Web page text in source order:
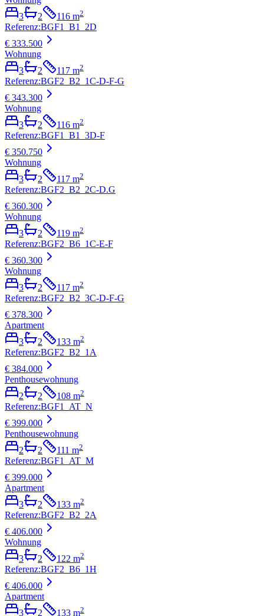
3
2 116 m2
Referenz:BGF1_B1_2D
€ 333.500
Wohnung
3
2 117 m2
Referenz:BGF2_B2_1C-D-F-G
€ 343.300
Wohnung
3
2 116 m2
Referenz:BGF1_B1_3D-F
€ 350.750
Wohnung
3
2 117 m2
Referenz:BGF2_B2_2C-D.G
€ 360.300
Wohnung
3
2 119 m2
Referenz:BGF2_B6_1C-E-F
€ 360.300
Wohnung
3
2 117 m2
Referenz:BGF2_B2_3C-D-F-G
€ 378.300
Apartment
3
2 133 m2
Referenz:BGF2_B2_1A
€ 384.000
Penthousewohnung
2
2 108 m2
Referenz:BGF1_AT_N
€ 399.000
Penthousewohnung
2
2 111 m2
Referenz:BGF1_AT_M
€ 399.000
Apartment
3
2 133 m2
Referenz:BGF2_B2_2A
€ 406.000
Wohnung
3
2 122 m2
Referenz:BGF2_B6_1H
€ 406.000
Apartment
3
2 133 m2